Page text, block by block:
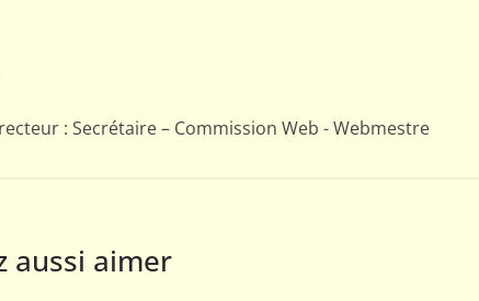
: Secrétaire – Commission Web - Webmestre
aussi aimer